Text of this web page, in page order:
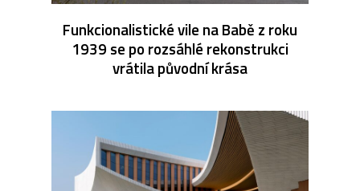
Funkcionalistické vile na Babě z roku
1939 se po rozsáhlé rekonstrukci
vrátila původní krása